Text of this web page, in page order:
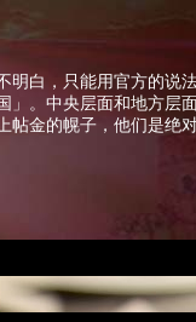
白，只能用官方的说
。中央层面和地方
金的幌子，他们是绝